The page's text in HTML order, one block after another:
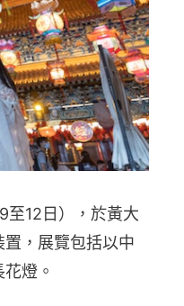
至12日），於黃大
，展覽包括以中
燈。